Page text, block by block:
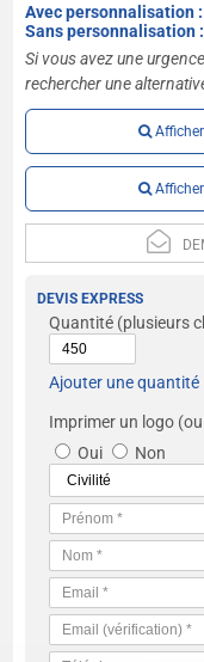
Avec personnalisation
Sans personnalisation :
Si vous avez une
rechercher une
DEVIS EXPRESS
Quantité (plusieurs
Ajouter une quantité
Imprimer un logo
Oui
Non